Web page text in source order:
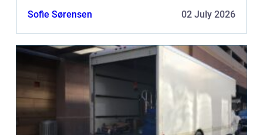
Sofie Sørensen 02 July 2026